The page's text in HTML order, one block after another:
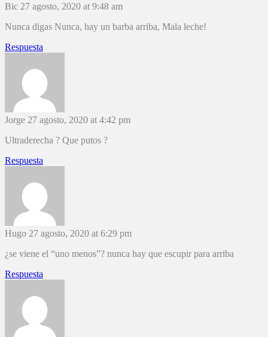
Bic 27 agosto, 2020 at 9:48 am
Nunca digas Nunca, hay un barba arriba, Mala leche!
Respuesta
Jorge 27 agosto, 2020 at 4:42 pm
Ultraderecha ? Que putos ?
Respuesta
Hugo 27 agosto, 2020 at 6:29 pm
¿se viene el “uno menos”? nunca hay que escupir para arriba
Respuesta